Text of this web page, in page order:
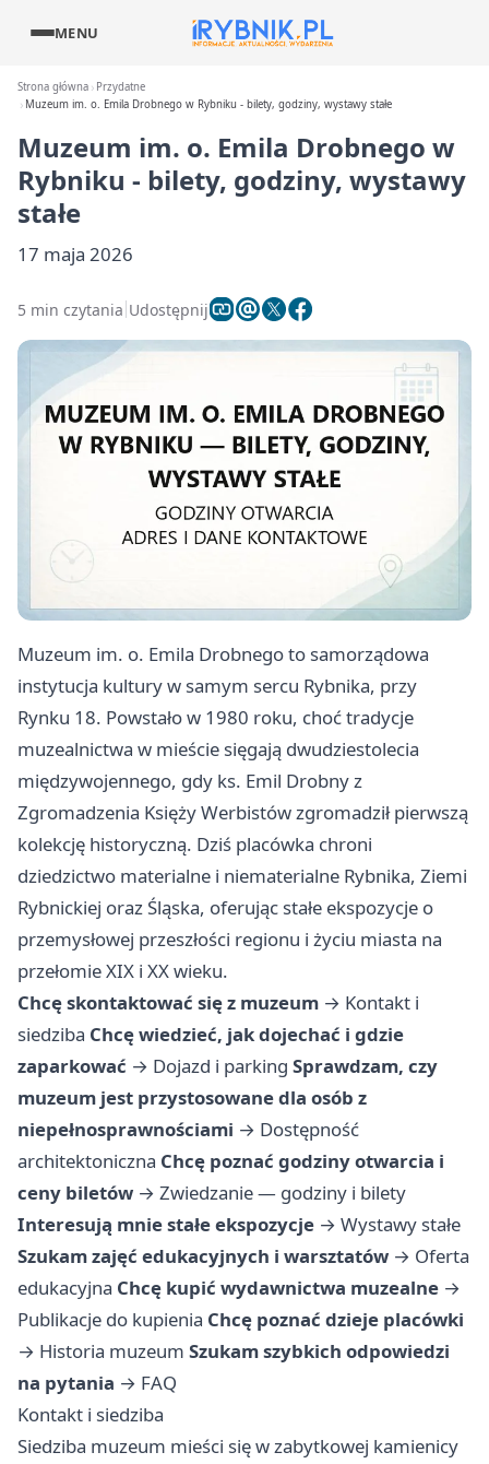
MENU
Strona główna
Przydatne
Muzeum im. o. Emila Drobnego w Rybniku - bilety, godziny, wystawy stałe
Muzeum im. o. Emila Drobnego w
Rybniku - bilety, godziny, wystawy
stałe
17 maja 2026
5 min czytania Udostępnij
Muzeum im. o. Emila Drobnego to samorządowa
instytucja kultury w samym sercu Rybnika, przy
Rynku 18. Powstało w 1980 roku, choć tradycje
muzealnictwa w mieście sięgają dwudziestolecia
międzywojennego, gdy ks. Emil Drobny z
Zgromadzenia Księży Werbistów zgromadził pierwszą
kolekcję historyczną. Dziś placówka chroni
dziedzictwo materialne i niematerialne Rybnika, Ziemi
Rybnickiej oraz Śląska, oferując stałe ekspozycje o
przemysłowej przeszłości regionu i życiu miasta na
przełomie XIX i XX wieku.
Chcę skontaktować się z muzeum → Kontakt i
siedziba Chcę wiedzieć, jak dojechać i gdzie
zaparkować → Dojazd i parking Sprawdzam, czy
muzeum jest przystosowane dla osób z
niepełnosprawnościami → Dostępność
architektoniczna Chcę poznać godziny otwarcia i
ceny biletów → Zwiedzanie — godziny i bilety
Interesują mnie stałe ekspozycje → Wystawy stałe
Szukam zajęć edukacyjnych i warsztatów → Oferta
edukacyjna Chcę kupić wydawnictwa muzealne →
Publikacje do kupienia Chcę poznać dzieje placówki
→ Historia muzeum Szukam szybkich odpowiedzi
na pytania → FAQ
Kontakt i siedziba
Siedziba muzeum mieści się w zabytkowej kamienicy